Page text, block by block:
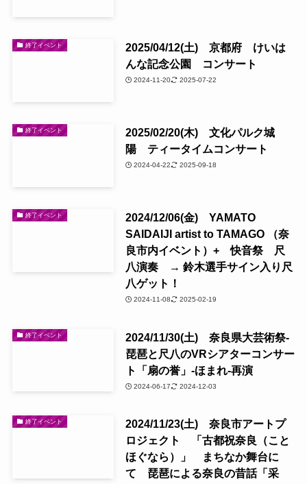
終了イベント
2025/04/12(土) 京都府 けいは
んな記念公園 コンサート
2024-11-20 2025-07-22
終了イベント
2025/02/20(木) 文化パルク城
陽 ティータイムコンサート
2024-04-22 2025-09-18
終了イベント
2024/12/06(金) YAMATO
SAIDAIJI artist to TAMAGO （奈
良市内イベント）+ 快音祭 尺
八演奏 → 鈴木選手サイン入り尺
八ゲット！
2024-11-08 2025-02-19
終了イベント
2024/11/30(土) 奈良県大芸術祭-
琵琶と尺八のVRシアターコンサー
ト「扇の誉」-ほまれ-再演
2024-06-17 2024-12-03
終了イベント
2024/11/23(土) 奈良市アートプ
ロジェクト 「古都祝奈良（こと
ほぐなら）」 まちなか舞台に
て 琵琶による奈良の昔話「采